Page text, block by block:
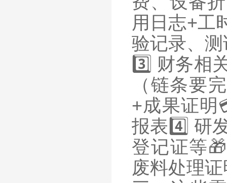
用日志+工
验记录、
3️⃣ 财务相
（链条要
+成果证明
报表4️⃣ 研
登记证等
废料处理